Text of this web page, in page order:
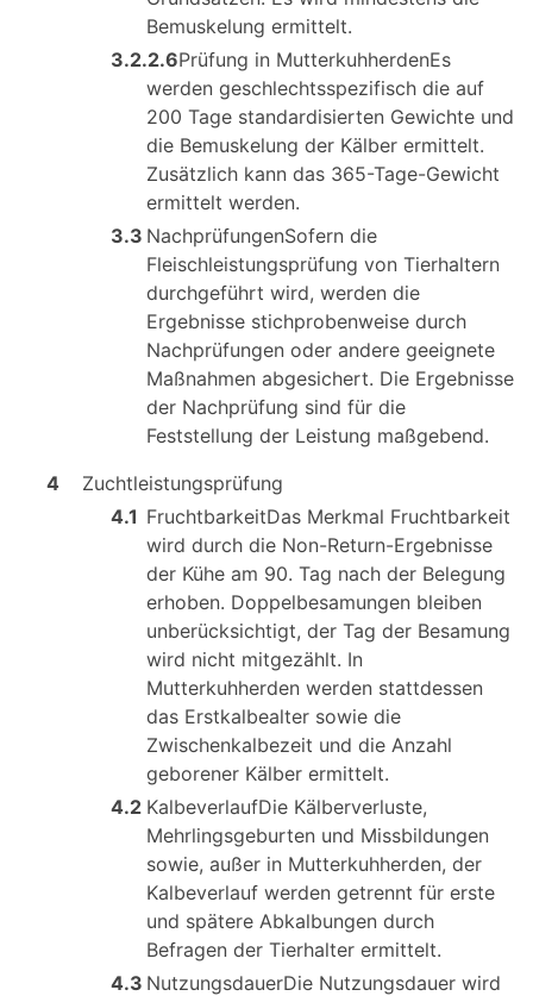
Bemuskelung ermittelt.
3.2.2.6Prüfung in MutterkuhherdenEs
werden geschlechtsspezifisch die auf
200 Tage standardisierten Gewichte und
die Bemuskelung der Kälber ermittelt.
Zusätzlich kann das 365-Tage-Gewicht
ermittelt werden.
3.3 NachprüfungenSofern die
Fleischleistungsprüfung von Tierhaltern
durchgeführt wird, werden die
Ergebnisse stichprobenweise durch
Nachprüfungen oder andere geeignete
Maßnahmen abgesichert. Die Ergebnisse
der Nachprüfung sind für die
Feststellung der Leistung maßgebend.
4
Zuchtleistungsprüfung
4.1 FruchtbarkeitDas Merkmal Fruchtbarkeit
wird durch die Non-Return-Ergebnisse
der Kühe am 90. Tag nach der Belegung
erhoben. Doppelbesamungen bleiben
unberücksichtigt, der Tag der Besamung
wird nicht mitgezählt. In
Mutterkuhherden werden stattdessen
das Erstkalbealter sowie die
Zwischenkalbezeit und die Anzahl
geborener Kälber ermittelt.
4.2 KalbeverlaufDie Kälberverluste,
Mehrlingsgeburten und Missbildungen
sowie, außer in Mutterkuhherden, der
Kalbeverlauf werden getrennt für erste
und spätere Abkalbungen durch
Befragen der Tierhalter ermittelt.
4.3 NutzungsdauerDie Nutzungsdauer wird